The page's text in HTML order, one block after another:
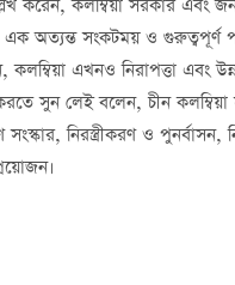
করেন, কলম্বিয়া সরকার এবং
এক অত্যন্ত সংকটময় ও গুরুত্বপূর্ণ
এখনও নিরাপত্তা এবং
করতে সুন লেই বলেন, চীন
সংস্কার, নিরস্ত্রীকরণ ও